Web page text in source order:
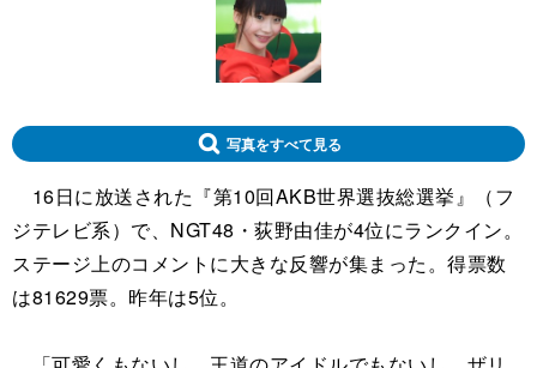
写真をすべて見る
16日に放送された『第10回AKB世界選抜総選挙』（フ
ジテレビ系）で、NGT48・荻野由佳が4位にランクイン。
ステージ上のコメントに大きな反響が集まった。得票数
は81629票。昨年は5位。